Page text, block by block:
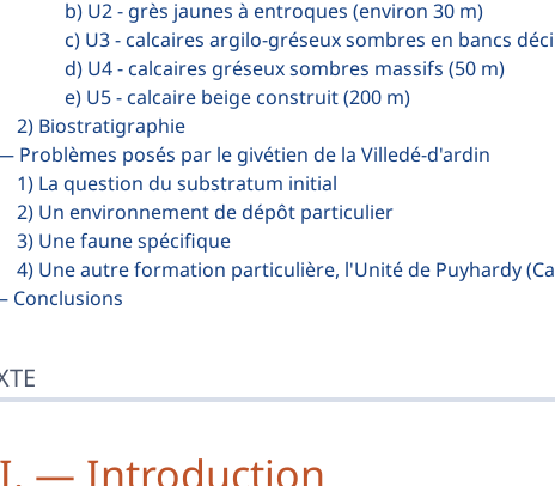
b) U2 - grès jaunes à entroques (environ 30 m)
c) U3 - calcaires argilo-gréseux sombres en bancs
d) U4 - calcaires gréseux sombres massifs (50 m)
e) U5 - calcaire beige construit (200 m)
2) Biostratigraphie
Problèmes posés par le givétien de la Villedé-d'ardin
1) La question du substratum initial
2) Un environnement de dépôt particulier
3) Une faune spécifique
4) Une autre formation particulière, l'Unité de Puyhardy
Conclusions
I. — Introduction